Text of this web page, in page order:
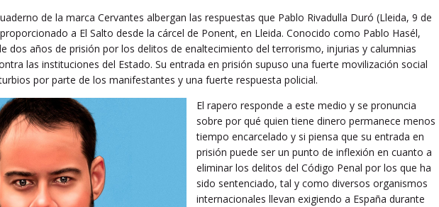
de la marca Cervantes albergan las respuestas que Pablo Rivadulla Duró (Lleida, 9 de
a El Salto desde la cárcel de Ponent, en Lleida. Conocido como Pablo Hasél,
dos años de prisión por los delitos de enaltecimiento del terrorismo, injurias y calumnias
las instituciones del Estado. Su entrada en prisión supuso una fuerte movilización social
por parte de los manifestantes y una fuerte respuesta policial.
El rapero responde a este medio y se pronuncia
sobre por qué quien tiene dinero permanece menos
tiempo encarcelado y si piensa que su entrada en
prisión puede ser un punto de inflexión en cuanto a
eliminar los delitos del Código Penal por los que ha
sido sentenciado, tal y como diversos organismos
internacionales llevan exigiendo a España durante